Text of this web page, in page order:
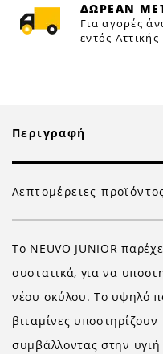
ΔΩΡΕΑΝ
Για αγορές
εντός Αττικής
Περιγραφή
Λεπτομέρειες
Το ΝΕUVO JUNIOR
συστατικά, για να
νέου σκύλου. Το υψηλό
βιταμίνες
συμβάλλοντας στην